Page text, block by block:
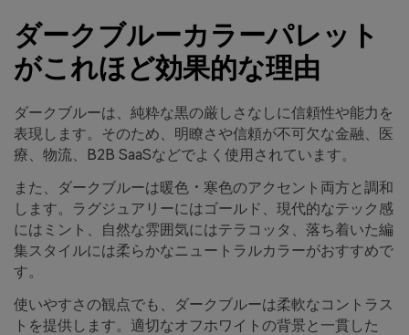
ダークブルーカラーパレット
がこれほど効果的な理由
ダークブルーは、純粋な黒の厳しさなしに信頼性や能力を
表現します。そのため、明瞭さや信頼が不可欠な金融、医
療、物流、B2B SaaSなどでよく使用されています。
また、ダークブルーは暖色・寒色のアクセント両方と調和
します。ラグジュアリーにはゴールド、現代的なテック感
にはミント、自然な雰囲気にはテラコッタ、落ち着いた編
集スタイルには柔らかなニュートラルカラーがおすすめで
す。
使いやすさの観点でも、ダークブルーは柔軟なコントラス
トを提供します。適切なオフホワイトの背景と一貫した